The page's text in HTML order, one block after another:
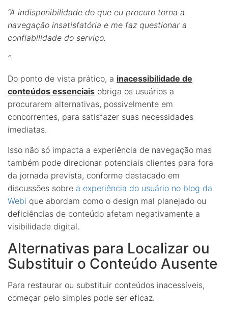
“A indisponibilidade do que eu procuro torna a
navegação insatisfatória e me faz questionar a
confiabilidade do serviço.
“
Do ponto de vista prático, a inacessibilidade de
conteúdos essenciais obriga os usuários a
procurarem alternativas, possivelmente em
concorrentes, para satisfazer suas necessidades
imediatas.
Isso não só impacta a experiência de navegação mas
também pode direcionar potenciais clientes para fora
da jornada prevista, conforme destacado em
discussões sobre a experiência do usuário no blog da
Webi que abordam como o design mal planejado ou
deficiências de conteúdo afetam negativamente a
visibilidade digital.
Alternativas para Localizar ou
Substituir o Conteúdo Ausente
Para restaurar ou substituir conteúdos inacessíveis,
começar pelo simples pode ser eficaz.